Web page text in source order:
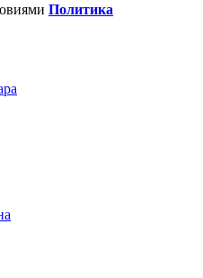
Политика